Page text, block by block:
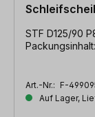
STF D125/90
Art.-Nr.: F-
Auf Lager,